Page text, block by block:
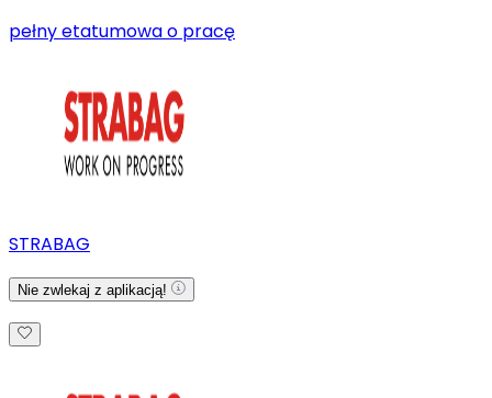
pełny etatumowa o pracę
STRABAG
Nie zwlekaj z aplikacją!